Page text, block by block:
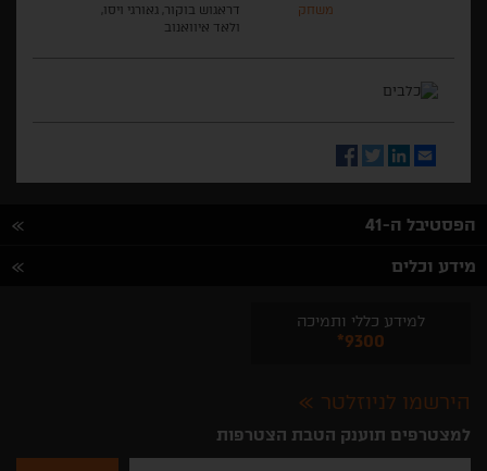
משחק
דראגוש בוקור, גאורגי ויסו,
ולאד איוואנוב
Email
LinkedIn
Twitter
Facebook
הפסטיבל ה-41
מידע וכלים
למידע כללי ותמיכה
*9300
הירשמו לניוזלטר
למצטרפים תוענק הטבת הצטרפות